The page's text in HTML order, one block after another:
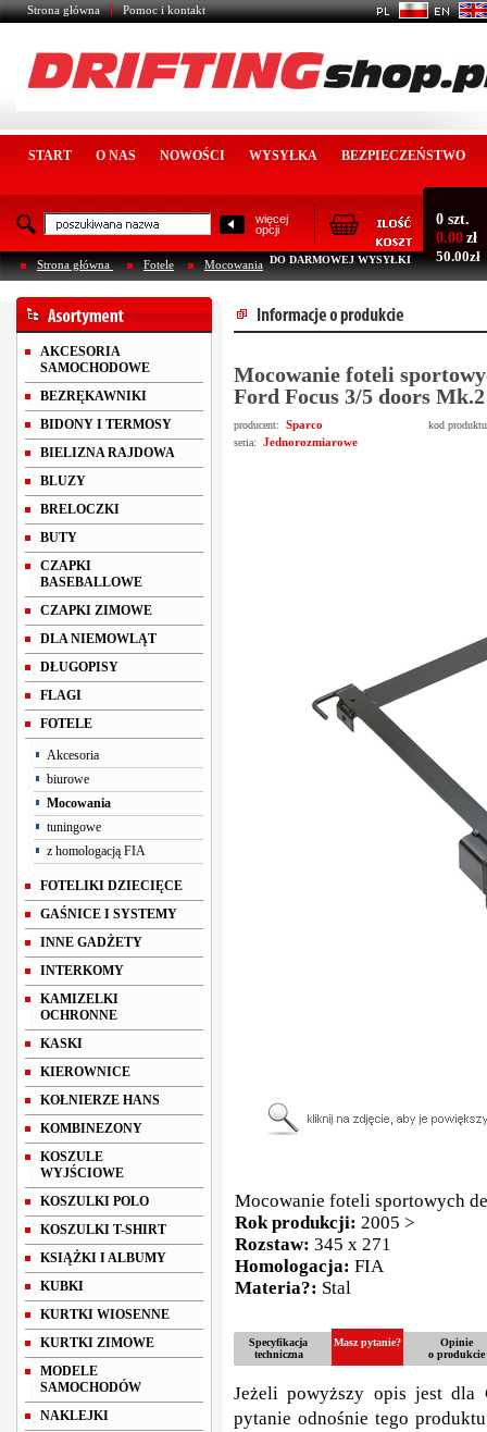
Strona główna Pomoc i kontakt
START O NAS NOWOŚCI WYSYŁKA BEZPIECZEŃSTWO
więcej
opcji
0 szt.
0.00 zł
DO DARMOWEJ WYSYŁKI 50.00zł
Strona główna Fotele Mocowania
AKCESORIA
SAMOCHODOWE
BEZRĘKAWNIKI
BIDONY I TERMOSY
BIELIZNA RAJDOWA
BLUZY
BRELOCZKI
BUTY
CZAPKI
BASEBALLOWE
CZAPKI ZIMOWE
DLA NIEMOWLĄT
DŁUGOPISY
FLAGI
FOTELE
Akcesoria
biurowe
Mocowania
tuningowe
z homologacją FIA
FOTELIKI DZIECIĘCE
GAŚNICE I SYSTEMY
INNE GADŻETY
INTERKOMY
KAMIZELKI
OCHRONNE
KASKI
KIEROWNICE
KOŁNIERZE HANS
KOMBINEZONY
KOSZULE
WYJŚCIOWE
KOSZULKI POLO
KOSZULKI T-SHIRT
KSIĄŻKI I ALBUMY
KUBKI
KURTKI WIOSENNE
KURTKI ZIMOWE
MODELE
SAMOCHODÓW
NAKLEJKI
Mocowanie foteli
Ford Focus 3/5 doors
producent: Sparco
kod
seria:
Jednorozmiarowe
Mocowanie foteli sportowych
Rok produkcji: 2005 >
Rozstaw: 345 x 271
Homologacja: FIA
Materia?: Stal
Specyfikacja
techniczna
Masz pytanie?
Opinie
o produkcie
Jeżeli powyższy opis jest dla
pytanie odnośnie tego